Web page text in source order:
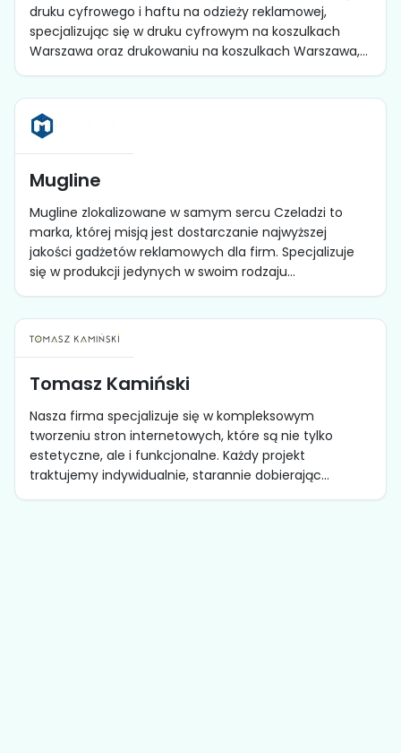
druku cyfrowego i haftu na odzieży reklamowej,
specjalizując się w druku cyfrowym na koszulkach
Warszawa oraz drukowaniu na koszulkach Warszawa,...
Mugline
Mugline zlokalizowane w samym sercu Czeladzi to
marka, której misją jest dostarczanie najwyższej
jakości gadżetów reklamowych dla firm. Specjalizuje
się w produkcji jedynych w swoim rodzaju...
Tomasz Kamiński
Nasza firma specjalizuje się w kompleksowym
tworzeniu stron internetowych, które są nie tylko
estetyczne, ale i funkcjonalne. Każdy projekt
traktujemy indywidualnie, starannie dobierając...